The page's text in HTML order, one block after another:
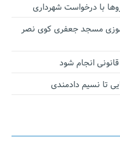
با درخواست شهرداری
مسجد جعفری کوی نصر
انجام شود
تا نسیم دادمندی